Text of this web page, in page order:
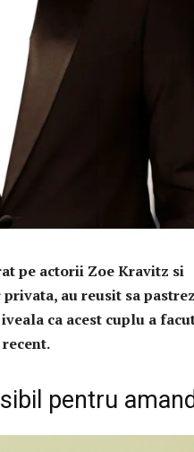
pe actorii Zoe Kravitz si
au reusit sa
ca acest cuplu a
pentru